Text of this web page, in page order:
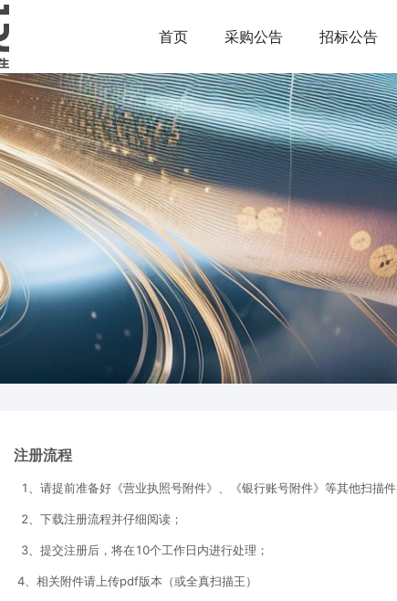
首页 采购公告 招标公告
注册流程
1、请提前准备好《营业执照号附件》、《银行账号附件》等其他扫描件
4、相关附件请上传pdf版本（或全真扫描王）